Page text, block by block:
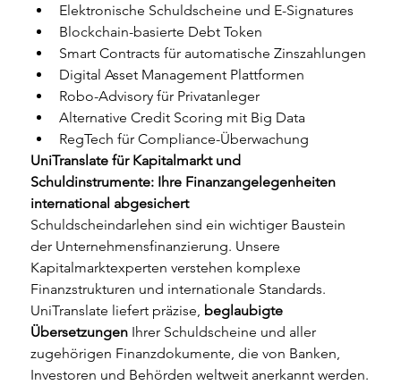
Elektronische Schuldscheine und E-Signatures
Blockchain-basierte Debt Token
Smart Contracts für automatische Zinszahlungen
Digital Asset Management Plattformen
Robo-Advisory für Privatanleger
Alternative Credit Scoring mit Big Data
RegTech für Compliance-Überwachung
UniTranslate für Kapitalmarkt und
Schuldinstrumente: Ihre Finanzangelegenheiten
international abgesichert
Schuldscheindarlehen sind ein wichtiger Baustein
der Unternehmensfinanzierung. Unsere
Kapitalmarktexperten verstehen komplexe
Finanzstrukturen und internationale Standards.
UniTranslate liefert präzise, beglaubigte
Übersetzungen Ihrer Schuldscheine und aller
zugehörigen Finanzdokumente, die von Banken,
Investoren und Behörden weltweit anerkannt werden.